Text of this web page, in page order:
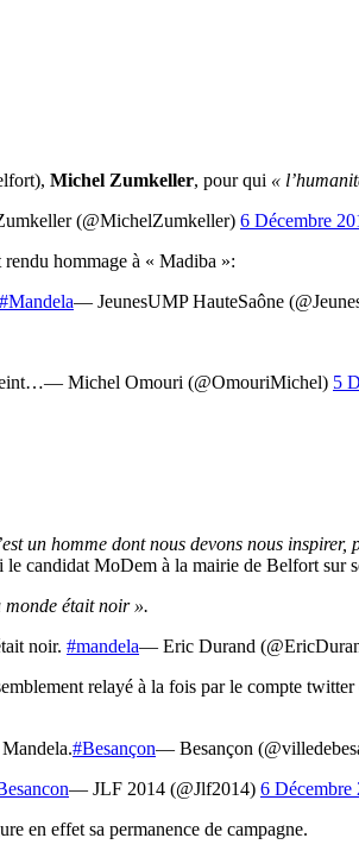
Michel Zumkeller, pour qui «
(@MichelZumkeller) 6 Décembre
rendu hommage à « Madiba »:
#Mandela— JeunesUMP HauteSaône
éteint…— Michel Omouri (@OmouriMichel) 5
un homme dont nous devons nous
le candidat MoDem à la mairie de Belfort sur
monde était noir ».
noir. #mandela— Eric Durand
relayé à la fois par le compte twitter
#Besançon— Besançon
— JLF 2014 (@Jlf2014) 6 Décembre
en effet sa permanence de campagne.